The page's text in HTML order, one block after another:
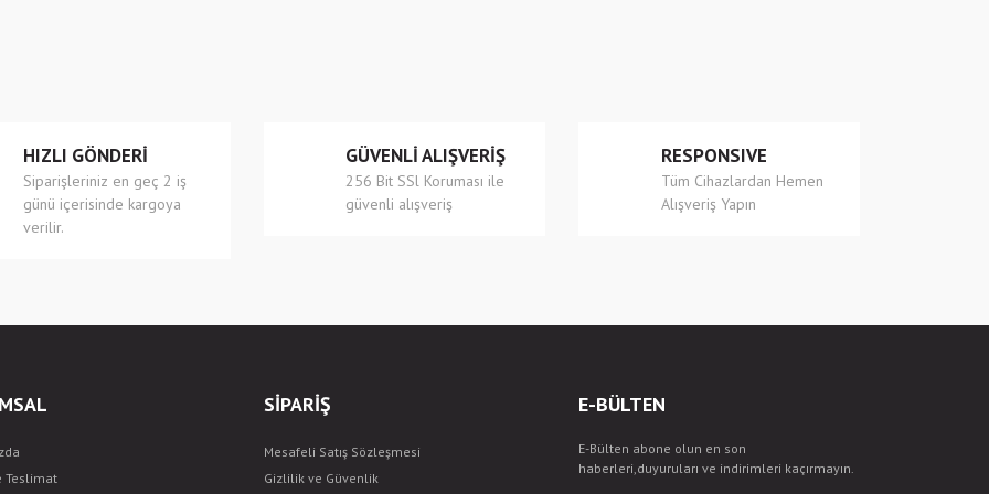
HIZLI GÖNDERİ
Siparişleriniz en geç 2 iş
günü içerisinde kargoya
verilir.
GÜVENLİ ALIŞVERİŞ
256 Bit SSl Koruması ile
güvenli alışveriş
RESPONSIVE
Tüm Cihazlardan Hemen
Alışveriş Yapın
Teslimat
SİPARİŞ
Mesafeli Satış Sözleşmesi
Gizlilik ve Güvenlik
E-BÜLTEN
E-Bülten abone olun en son
haberleri,duyuruları ve indirimleri kaçırmayın.